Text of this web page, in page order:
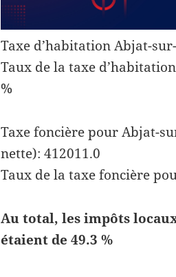
Taxe d’habitation Abjat-
Taux de la taxe
%
Taxe foncière pour Abjat-
nette): 412011.0
Taux de la taxe foncière
Au total, les impôts
étaient de 49.3 %